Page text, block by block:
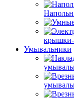
Умывальники